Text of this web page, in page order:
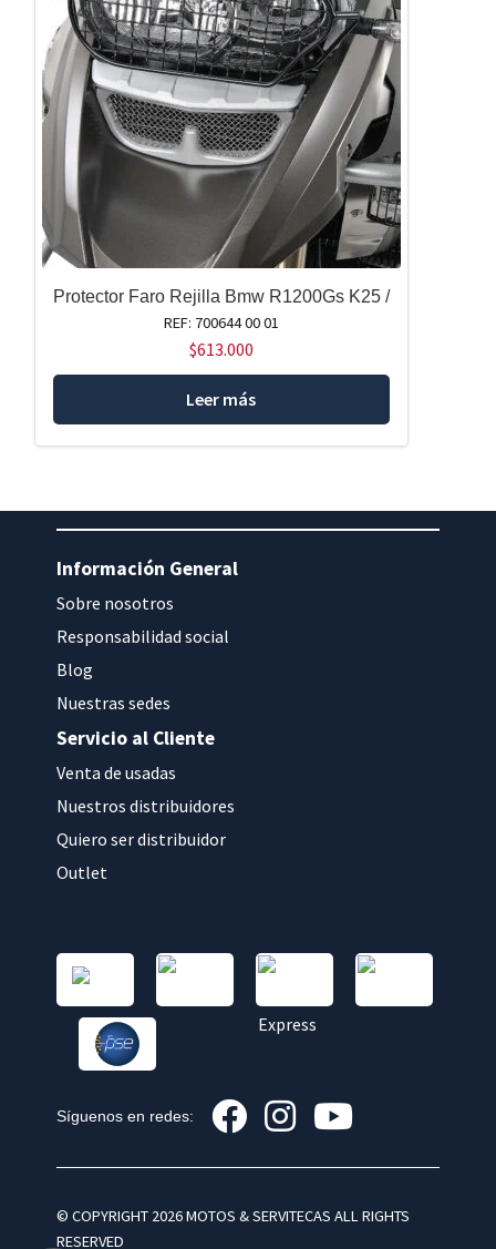
Protector Faro Rejilla Bmw R1200Gs K25 /
REF: 700644 00 01
$613.000
Leer más
Información General
Sobre nosotros
Responsabilidad social
Blog
Nuestras sedes
Servicio al Cliente
Venta de usadas
Nuestros distribuidores
Quiero ser distribuidor
Outlet
Síguenos en redes:
© COPYRIGHT 2026 MOTOS & SERVITECAS ALL RIGHTS
RESERVED